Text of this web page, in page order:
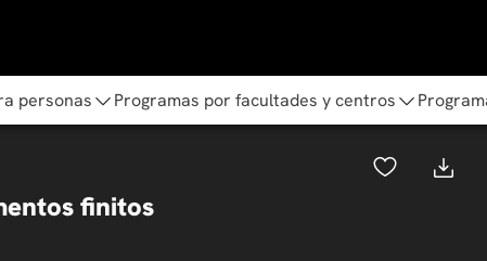
personas Programas por facultades y centros
finitos